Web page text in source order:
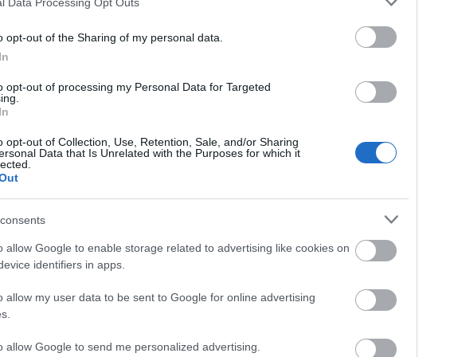
opt-out of the Sharing of my personal data.
opt-out of processing my Personal Data for Targeted
opt-out of Collection, Use, Retention, Sale, and/or Sharing
Data that Is Unrelated with the Purposes for which it
allow Google to enable storage related to advertising like cookies on
identifiers in apps.
allow my user data to be sent to Google for online advertising
allow Google to send me personalized advertising.
Confezione
dei terreni della tenuta, con ogni
prima dell'imbottigliamento, i
diversi vini venivano assemblati,
vino sono situate all'interno delle
antiche mura di un monastero. I
suoli variano: leggeri e sabbiosi
speronato e Guyot con una
1.800 ceppi per ettaro e pergola
varia dai 25 ai 75 anni, situati a
un'altitudine compresa tra 120 e